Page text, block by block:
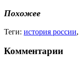
Похожее
Теги: история россии,
Комментарии